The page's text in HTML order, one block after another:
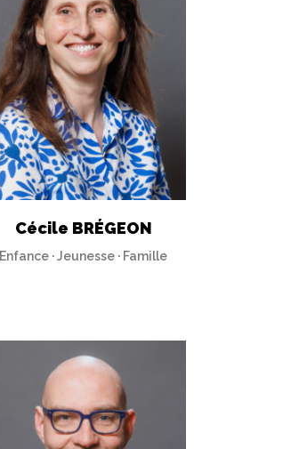
Cécile BRÉGEON
Enfance · Jeunesse · Famille